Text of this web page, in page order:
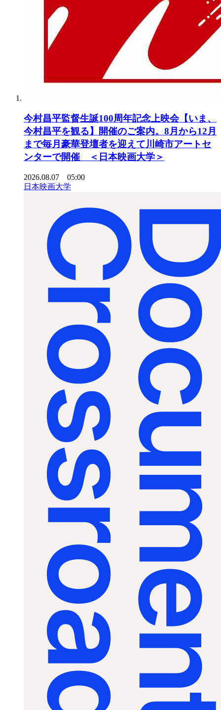
今村昌平監督生誕100周年記念上映会【いま、
今村昌平を観る】開催のご案内。8月から12月
まで毎月豪華登壇者を迎えて川崎市アートセ
ンターで開催 ＜日本映画大学＞
2026.08.07 05:00
日本映画大学